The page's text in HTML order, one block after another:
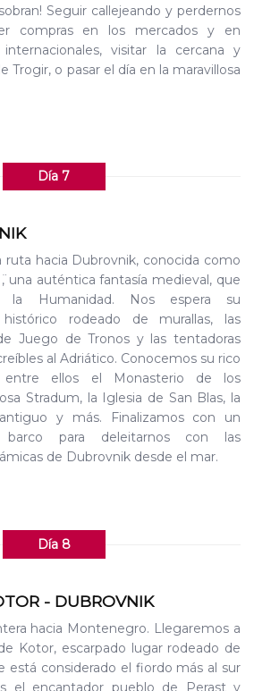
Seguir callejeando y perdernos
compras en los mercados y en
internacionales, visitar la cercana y
Trogir, o pasar el día en la maravillosa
Día 7
ruta hacia Dubrovnik, conocida como
una auténtica fantasía medieval, que
la Humanidad. Nos espera su
histórico rodeado de murallas, las
Juego de Tronos y las tentadoras
al Adriático. Conocemos su rico
entre ellos el Monasterio de los
Stradum, la Iglesia de San Blas, la
y más. Finalizamos con un
para deleitarnos con las
de Dubrovnik desde el mar.
Día 8
- DUBROVNIK
hacia Montenegro. Llegaremos a
Kotor, escarpado lugar rodeado de
está considerado el fiordo más al sur